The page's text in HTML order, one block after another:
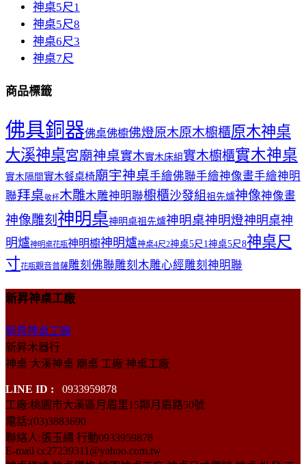
神桌5尺1
神桌5尺8
神桌6尺3
神桌7尺
商品標籤
佛具銅器佛桌佛櫥佛燈原木原木櫥櫃原木神桌
大溪神桌宮廟神桌實木實木床組實木櫥櫃實木神桌
實木隔間實木餐桌椅廟宇神桌手繪佛聯手繪神像畫手繪神明
聯拜桌敬杯木雕木雕神明聯櫥櫃沙發組祖先爐神像神像畫
神像雕刻 神明桌神明桌祖先爐神明桌神明燈神明桌神
明爐神明桌花瓶神明櫥神明爐神桌4尺2神桌5尺1神桌5尺8神桌尺
寸花瓶觀音普薩雕刻佛聯雕刻木雕心經雕刻神明聯
新昇神桌工廠
新昇神桌工廠
新昇木器行
神桌 大溪神桌 廟桌 工廠 神桌工廠
LINE ID :
0933959878
工廠:桃園市大溪區月眉里15鄰月眉路50號
電話:(03)3883690
聯絡人:張玉繡 行動0933959878
E-mail cc27239311@yahoo.com.tw